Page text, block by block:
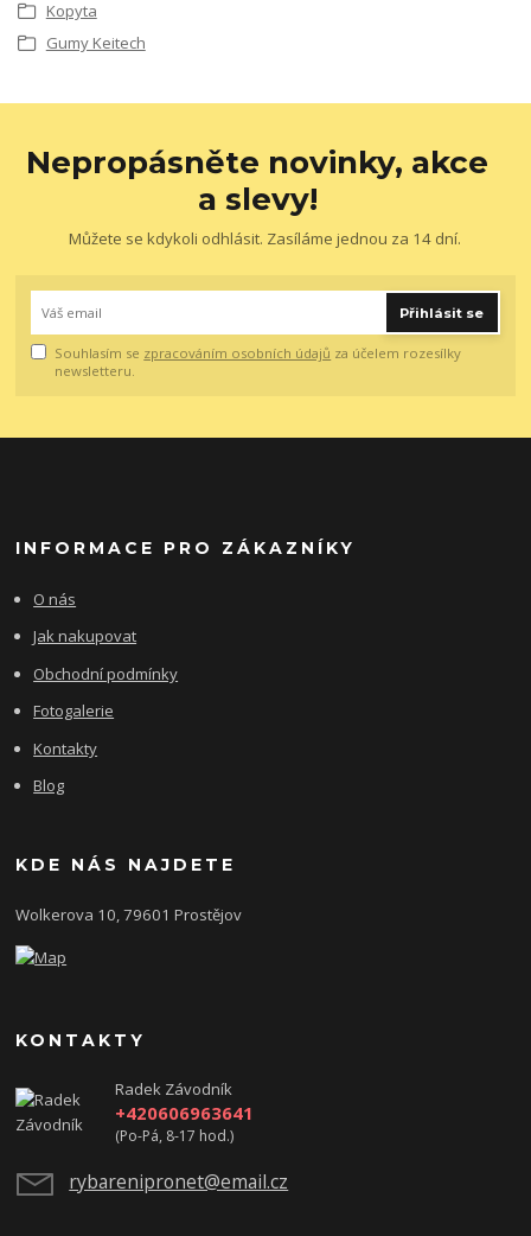
Kopyta
Gumy Keitech
Nepropásněte novinky, akce
a slevy!
Můžete se kdykoli odhlásit. Zasíláme jednou za 14 dní.
Přihlásit se
Souhlasím se zpracováním osobních údajů za účelem rozesílky
newsletteru.
INFORMACE PRO ZÁKAZNÍKY
O nás
Jak nakupovat
Obchodní podmínky
Fotogalerie
Kontakty
Blog
KDE NÁS NAJDETE
Wolkerova 10, 79601 Prostějov
KONTAKTY
Radek Závodník
+420606963641
(Po-Pá, 8-17 hod.)
rybarenipronet@email.cz